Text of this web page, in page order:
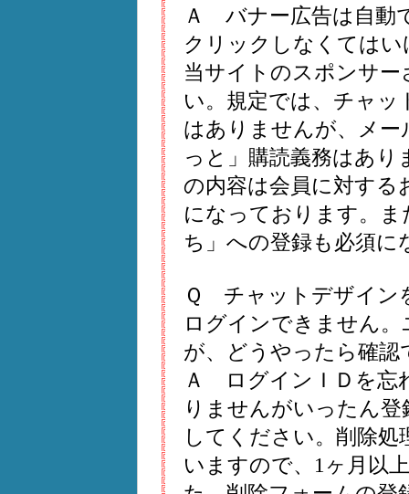
Ａ バナー広告は自動
クリックしなくては
当サイトのスポンサ
い。規定では、チャ
はありませんが、メ
っと」購読義務はあり
の内容は会員に対す
になっております。
ち」への登録も必須に
Ｑ チャットデザイン
ログインできません
が、どうやったら確認
Ａ ログインＩＤを忘
りませんがいったん
してください。削除
いますので、1ヶ月以